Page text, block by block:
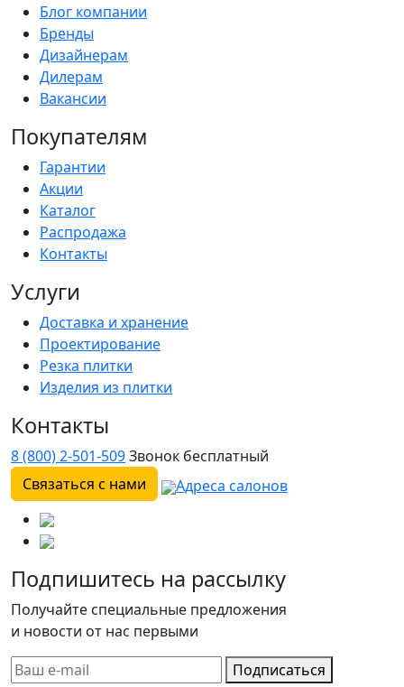
Блог компании
Бренды
Дизайнерам
Дилерам
Вакансии
Покупателям
Гарантии
Акции
Каталог
Распродажа
Контакты
Услуги
Доставка и хранение
Проектирование
Резка плитки
Изделия из плитки
Контакты
8 (800) 2-501-509Звонок бесплатный
Связаться с нами
Адреса салонов
Подпишитесь на рассылку
Получайте специальные предложения
и новости от нас первыми
Подписаться